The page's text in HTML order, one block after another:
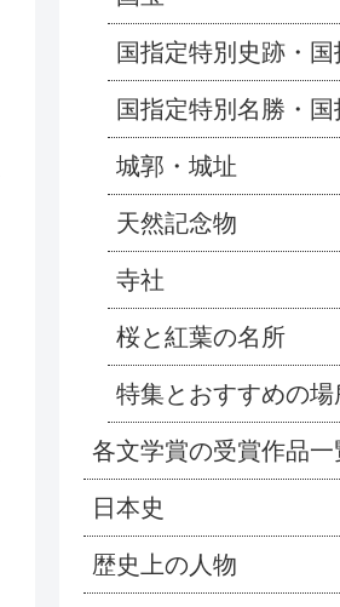
国指定特別史跡・
国指定特別名勝・
城郭・城址
天然記念物
寺社
桜と紅葉の名所
特集とおすすめの場
各文学賞の受賞作品一
日本史
歴史上の人物